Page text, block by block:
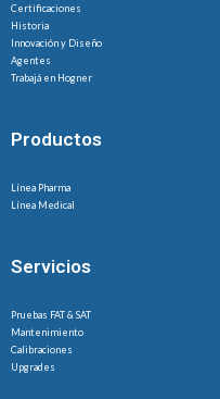
Certificaciones
Historia
Innovación y Diseño
Agentes
Trabajá en Hogner
Productos
Línea Pharma
Línea Medical
Servicios
Pruebas FAT & SAT
Mantenimiento
Calibraciones
Upgrades